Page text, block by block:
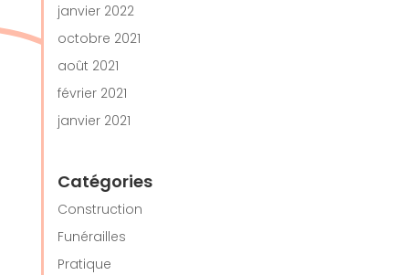
janvier 2022
octobre 2021
août 2021
février 2021
janvier 2021
Catégories
Construction
Funérailles
Pratique